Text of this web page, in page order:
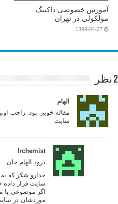
آموزش خصوصی داکینگ
مولکولی در تهران
1399-04-27
2 نظر
الهام
مقاله خوبی بود. راجب
سایت
Irchemist
درود الهام جان
خدارو شکر که به
سایت قرار داده
اگر موضوعی یا
موردشان در